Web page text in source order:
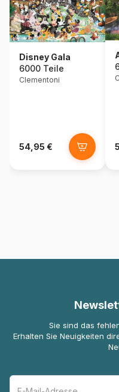
Disney Gala
6000 Teile
Clementoni
54,95 €
Sie sind das
Erhalten Sie Neuigkeiten